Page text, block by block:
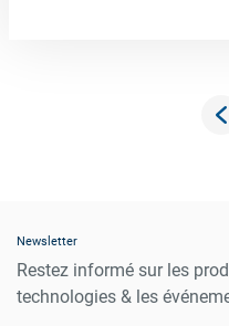
Newsletter
Restez informé sur les
technologies & les